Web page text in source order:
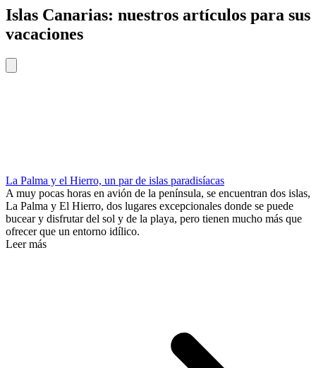
Islas Canarias: nuestros artículos para sus
vacaciones
La Palma y el Hierro, un par de islas paradisíacas
A muy pocas horas en avión de la península, se encuentran dos islas,
La Palma y El Hierro, dos lugares excepcionales donde se puede
bucear y disfrutar del sol y de la playa, pero tienen mucho más que
ofrecer que un entorno idílico.
Leer más